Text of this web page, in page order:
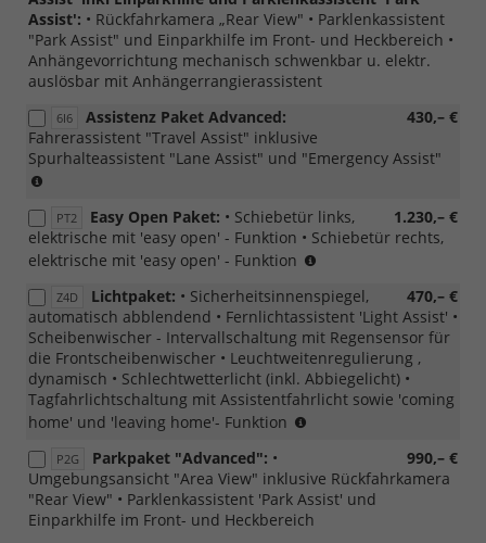
nicht
für
eHybrid
Assist': • Rückfahrkamera „Rear View" • Parklenkassistent
"Park Assist" und Einparkhilfe im Front- und Heckbereich •
Anhängevorrichtung mechanisch schwenkbar u. elektr.
auslösbar mit Anhängerrangierassistent
6I6 430,– €
Assistenz Paket Advanced:
Fahrerassistent "Travel Assist" inklusive
Spurhalteassistent "Lane Assist" und "Emergency Assist"
2026
PT2 1.230,– €
Easy Open Paket: • Schiebetür links,
elektrische mit 'easy open' - Funktion • Schiebetür rechts,
elektrische mit 'easy open' - Funktion
4K5/6
+
7AL
(nicht
in
Verbindung
ZT0)
Z4D 470,– €
Lichtpaket: • Sicherheitsinnenspiegel,
automatisch abblendend • Fernlichtassistent 'Light Assist' •
Scheibenwischer - Intervallschaltung mit Regensensor für
die Frontscheibenwischer • Leuchtweitenregulierung ,
dynamisch • Schlechtwetterlicht (inkl. Abbiegelicht) •
Tagfahrlichtschaltung mit Assistentfahrlicht sowie 'coming
home' und 'leaving home'- Funktion
mit
[Z4F]
IQ
P2G 990,– €
Parkpaket "Advanced": •
Umgebungsansicht "Area View" inklusive Rückfahrkamera
"Rear View" • Parklenkassistent 'Park Assist' und
Einparkhilfe im Front- und Heckbereich